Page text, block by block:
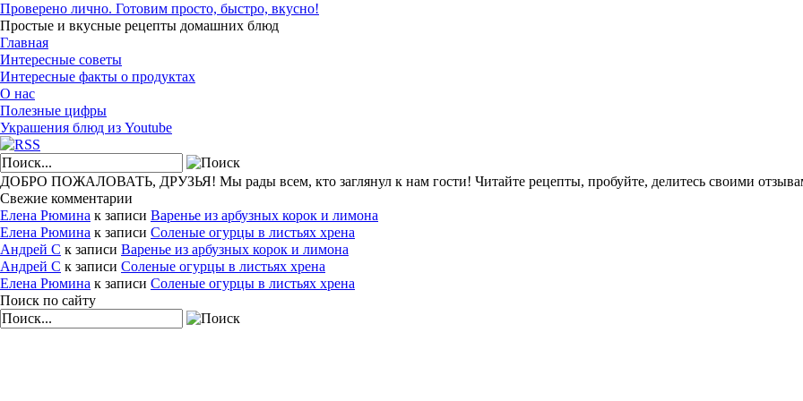
Проверено лично. Готовим просто, быстро, вкусно!
Простые и вкусные рецепты домашних блюд
Главная
Интересные советы
Интересные факты о продуктах
О нас
Полезные цифры
Украшения блюд из Youtube
ДОБРО ПОЖАЛОВАТЬ, ДРУЗЬЯ! Мы рады всем, кто заглянул к нам гости! Читайте рецепты, пробуйте, делитесь своими
Свежие комментарии
Елена Рюмина к записи Варенье из арбузных корок и лимона
Елена Рюмина к записи Соленые огурцы в листьях хрена
Андрей С к записи Варенье из арбузных корок и лимона
Андрей С к записи Соленые огурцы в листьях хрена
Елена Рюмина к записи Соленые огурцы в листьях хрена
Поиск по сайту